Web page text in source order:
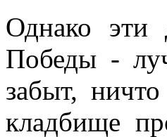
Однако эти
Победы -
забыт,
кладбище